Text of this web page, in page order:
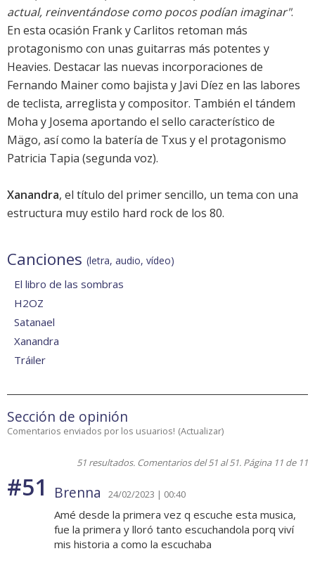
actual, reinventándose como pocos podían imaginar".
En esta ocasión Frank y Carlitos retoman más
protagonismo con unas guitarras más potentes y
Heavies. Destacar las nuevas incorporaciones de
Fernando Mainer como bajista y Javi Díez en las labores
de teclista, arreglista y compositor. También el tándem
Moha y Josema aportando el sello característico de
Mägo, así como la batería de Txus y el protagonismo
Patricia Tapia (segunda voz).
Xanandra, el título del primer sencillo, un tema con una
estructura muy estilo hard rock de los 80.
Canciones (letra, audio, vídeo)
El libro de las sombras
H2OZ
Satanael
Xanandra
Tráiler
Sección de opinión
Comentarios enviados por los usuarios! (Actualizar)
51 resultados. Comentarios del 51 al 51. Página 11 de 11
#51 Brenna 24/02/2023 | 00:40
Amé desde la primera vez q escuche esta musica,
fue la primera y lloró tanto escuchandola porq viví
mis historia a como la escuchaba